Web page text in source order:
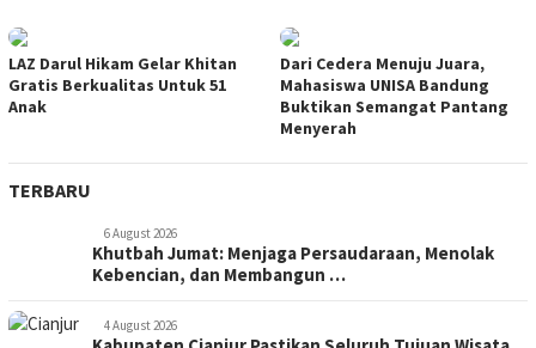
LAZ Darul Hikam Gelar Khitan
Gratis Berkualitas Untuk 51
Anak
Dari Cedera Menuju Juara,
Mahasiswa UNISA Bandung
Buktikan Semangat Pantang
Menyerah
TERBARU
6 August 2026
Khutbah Jumat: Menjaga Persaudaraan, Menolak
Kebencian, dan Membangun …
4 August 2026